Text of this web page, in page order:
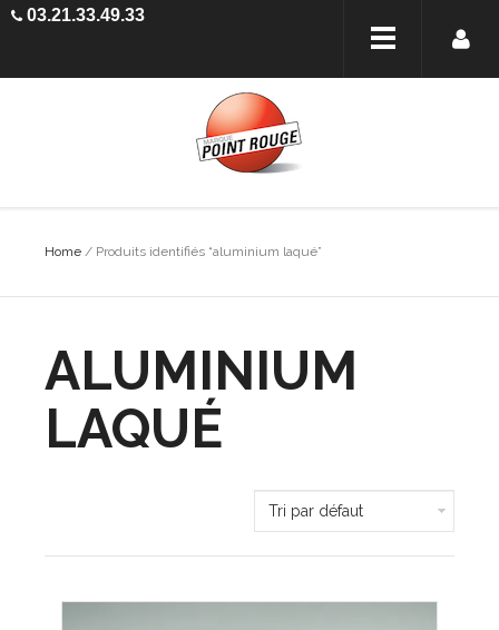
03.21.33.49.33
Home / Produits identifiés “aluminium laqué”
ALUMINIUM
LAQUÉ